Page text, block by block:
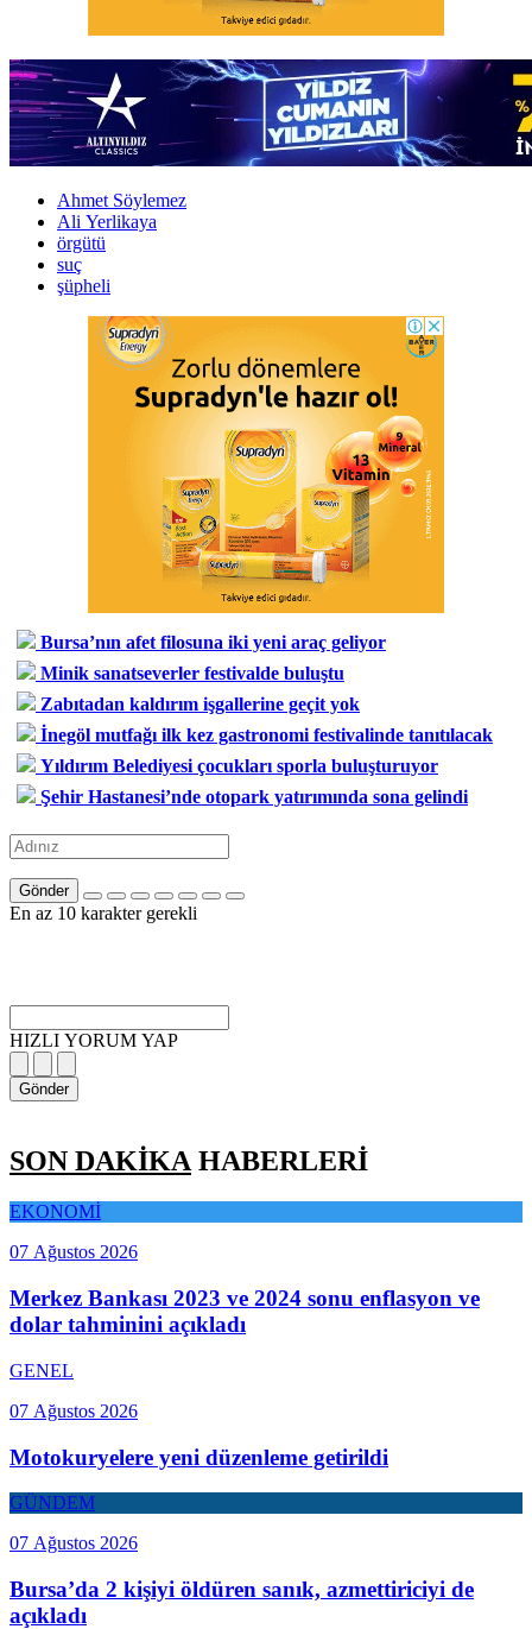
Ahmet Söylemez
Ali Yerlikaya
örgütü
suç
şüpheli
Bursa’nın afet filosuna iki yeni araç geliyor
Minik sanatseverler festivalde buluştu
Zabıtadan kaldırım işgallerine geçit yok
İnegöl mutfağı ilk kez gastronomi festivalinde tanıtılacak
Yıldırım Belediyesi çocukları sporla buluşturuyor
Şehir Hastanesi’nde otopark yatırımında sona gelindi
Gönder
En az 10 karakter gerekli
HIZLI YORUM YAP
Gönder
SON DAKİKAHABERLERİ
EKONOMİ
07 Ağustos 2026
Merkez Bankası 2023 ve 2024 sonu enflasyon ve
dolar tahminini açıkladı
GENEL
07 Ağustos 2026
Motokuryelere yeni düzenleme getirildi
GÜNDEM
07 Ağustos 2026
Bursa’da 2 kişiyi öldüren sanık, azmettiriciyi de
açıkladı